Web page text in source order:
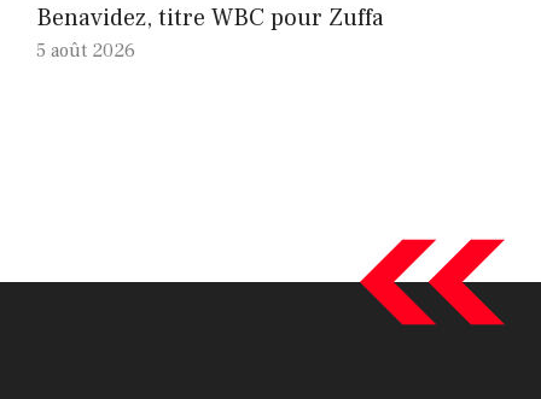
Benavidez, titre WBC pour Zuffa
5 août 2026